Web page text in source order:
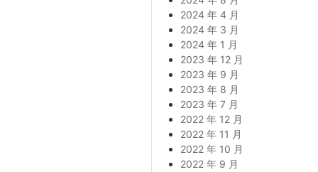
2024 年 4 月
2024 年 3 月
2024 年 1 月
2023 年 12 月
2023 年 9 月
2023 年 8 月
2023 年 7 月
2022 年 12 月
2022 年 11 月
2022 年 10 月
2022 年 9 月